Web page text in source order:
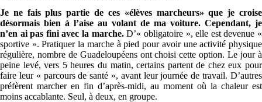
Je ne fais plus partie de ces «élèves marcheurs» que je croise
désormais bien à l’aise au volant de ma voiture. Cependant, je
n’en ai pas fini avec la marche.D’« obligatoire », elle est devenue «
sportive ». Pratiquer la marche à pied pour avoir une activité physique
régulière, nombre de Guadeloupéens ont choisi cette option. Le jour à
peine levé, vers 5 heures du matin, certains partent de chez eux pour
faire leur « parcours de santé », avant leur journée de travail. D’autres
préfèrent marcher en fin d’après-midi, au moment où la chaleur est
moins accablante. Seul, à deux, en groupe.